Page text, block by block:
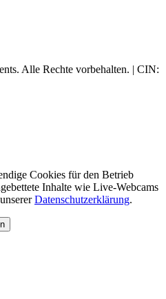
Alle Rechte vorbehalten. | CIN:
Cookies für den Betrieb
Inhalte wie Live-Webcams
Datenschutzerklärung.